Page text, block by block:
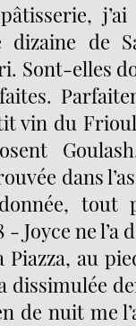
dizaine de
Sont-elles
vin du
dans
tout
Joyce ne l’a
au
dissimulée
de nuit me